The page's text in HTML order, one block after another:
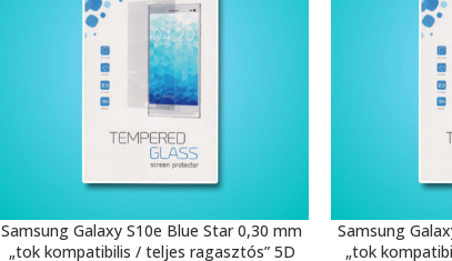
Samsung Galaxy S10e Blue Star 0,30 mm
„tok kompatibilis / teljes ragasztós” 5D
Samsung
„tok